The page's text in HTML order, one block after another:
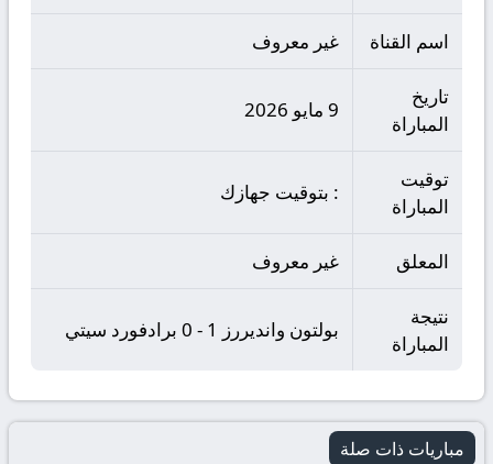
اسم القناة غير معروف
تاريخ
المباراة
9 مايو 2026
توقيت
المباراة
: بتوقيت جهازك
المعلق غير معروف
نتيجة
المباراة
بولتون وانديررز 1 - 0 برادفورد سيتي
مباريات ذات صلة